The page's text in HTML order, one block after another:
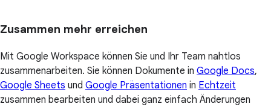
Zusammen mehr erreichen
Mit Google Workspace können Sie und Ihr Team nahtlos
zusammenarbeiten. Sie können Dokumente in Google Docs,
Google Sheets und Google Präsentationen in Echtzeit
zusammen bearbeiten und dabei ganz einfach Änderungen